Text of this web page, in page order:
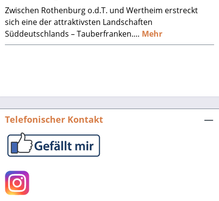
Zwischen Rothenburg o.d.T. und Wertheim erstreckt
sich eine der attraktivsten Landschaften
Süddeutschlands – Tauberfranken.… Mehr
Telefonischer Kontakt